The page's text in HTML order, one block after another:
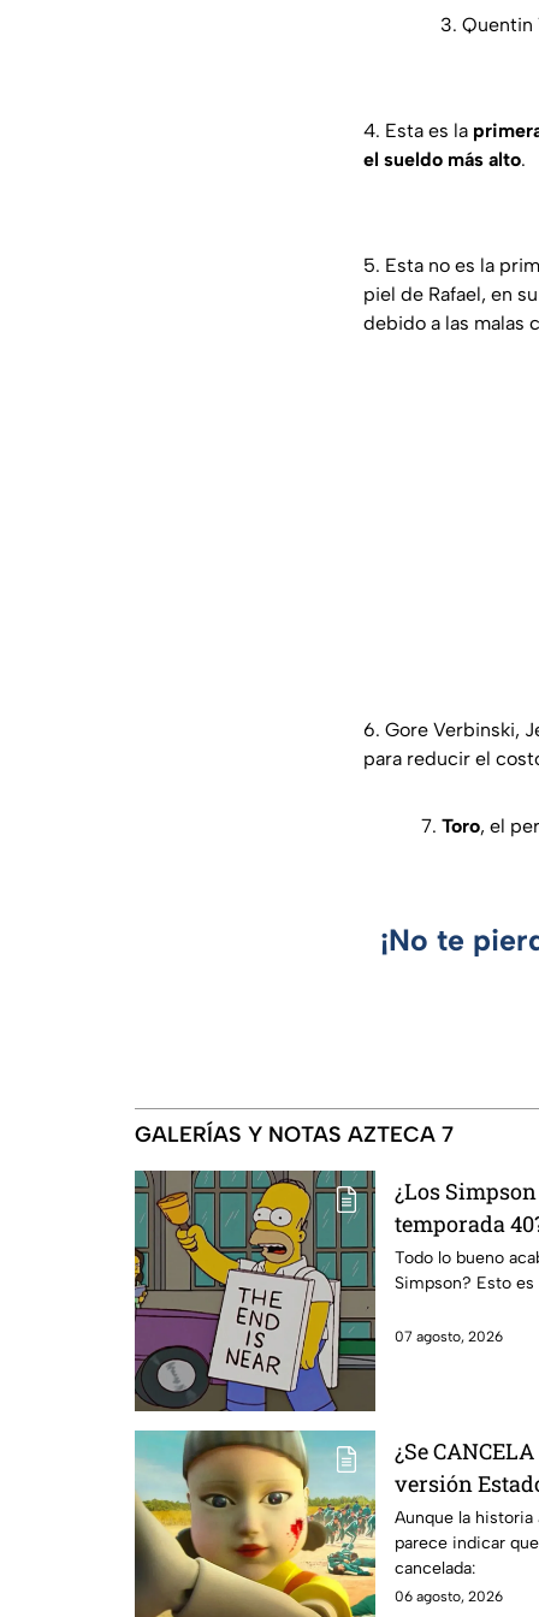
3. Quentin
4. Esta es la
el sueldo más alto.
5. Esta no es la
piel de Rafael, en
debido a las malas
6. Gore Verbinski,
para reducir el
7. Toro, el
¡No te
GALERÍAS Y NOTAS AZTECA 7
¿Los
temporada
da
Todo lo bueno
Simpson? Esto es
07 agosto, 2026
¿Se
versión
se sabe al
Aunque la
parece indicar
cancelada:
06 agosto, 2026